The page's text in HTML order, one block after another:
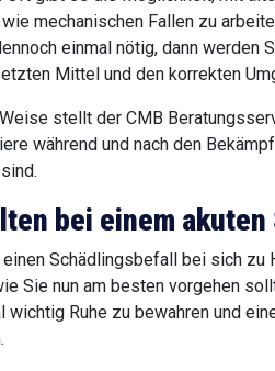
mechanischen Fallen zu
einmal nötig, dann werden
Mittel und den korrekten
stellt der CMB
während und nach den
bei einem
einen Schädlingsbefall bei sich zu
Sie nun am besten vorgehen
wichtig Ruhe zu bewahren und